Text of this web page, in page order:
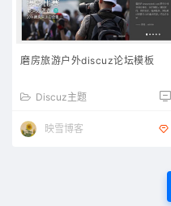
磨房旅游户外discuz论坛模板
Discuz主题
映雪博客